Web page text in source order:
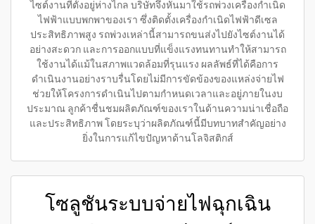
ไซต์งานที่ตั้งอยู่ห่างไกล บริษัทจึงหันมาใช้รถพ่วงเครื่องกำเนิด
ไฟฟ้าแบบพกพาของเรา ซึ่งติดตั้งเครื่องกำเนิดไฟฟ้าดีเซล
ประสิทธิภาพสูง รถพ่วงเหล่านี้สามารถขนส่งไปยังไซต์งานได้
อย่างสะดวก และการออกแบบที่แข็งแรงทนทานทำให้สามารถ
ใช้งานได้แม้ในสภาพแวดล้อมที่รุนแรง ผลลัพธ์ที่ได้คือการ
ดำเนินงานอย่างราบรื่นโดยไม่มีการขัดข้องของแหล่งจ่ายไฟ
ช่วยให้โครงการดำเนินไปตามกำหนดเวลาและอยู่ภายในงบ
ประมาณ ลูกค้าชื่นชมผลิตภัณฑ์ของเราในด้านความน่าเชื่อถือ
และประสิทธิภาพ โดยระบุว่าผลิตภัณฑ์นี้มีบทบาทสำคัญอย่าง
ยิ่งในการแก้ไขปัญหาด้านโลจิสติกส์
โซลูชันระบบจ่ายไฟฉุกเฉิน